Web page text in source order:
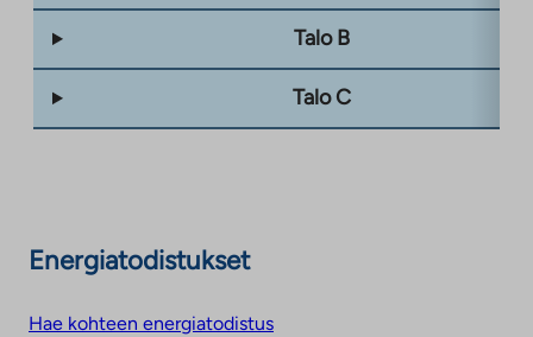
Talo B
Talo C
Energiatodistukset
Hae kohteen energiatodistus